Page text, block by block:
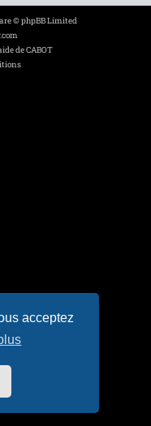
acceptez
© phpBB Limited
de CABOT